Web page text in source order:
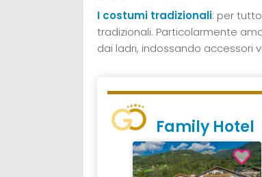
I costumi tradizionali: per
tradizionali. Particolarmente
dai ladri, indossando accessori
Family Hotel